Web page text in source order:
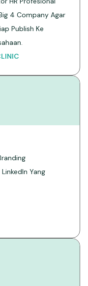
4 Company Agar
Publish Ke
Yang